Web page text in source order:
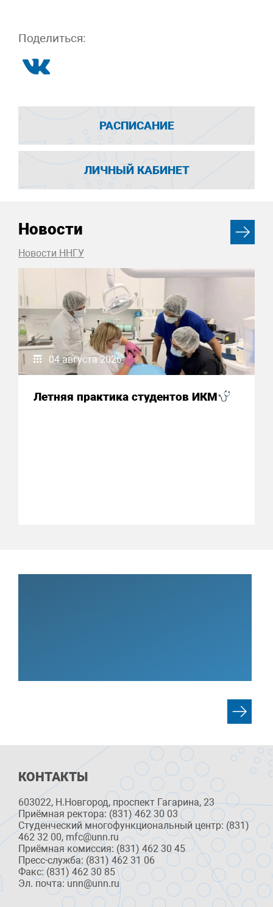
Поделиться:
РАСПИСАНИЕ
ЛИЧНЫЙ КАБИНЕТ
Новости
Новости ННГУ
04 августа 2026
Летняя практика студентов ИКМ
КОНТАКТЫ
603022, Н.Новгород, проспект Гагарина, 23
Приёмная ректора: (831) 462 30 03
Студенческий многофункциональный центр: (831)
462 32 00, mfc@unn.ru
Приёмная комиссия: (831) 462 30 45
Пресс-служба: (831) 462 31 06
Факс: (831) 462 30 85
Эл. почта: unn@unn.ru